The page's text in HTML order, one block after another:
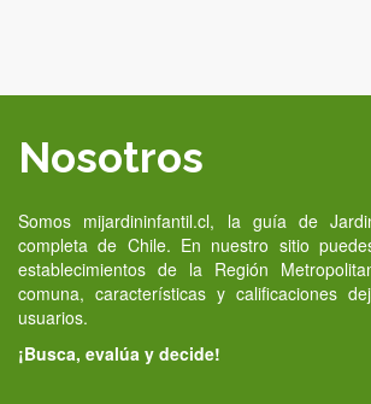
Nosotros
Somos mijardininfantil.cl, la guía de
completa de Chile. En nuestro sitio
establecimientos de la Región
comuna, características y calificaciones
usuarios.
¡Busca, evalúa y decide!